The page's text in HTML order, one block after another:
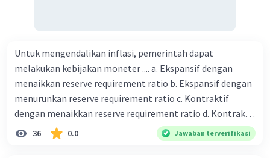
Untuk mengendalikan inflasi, pemerintah dapat
melakukan kebijakan moneter .... a. Ekspansif dengan
menaikkan reserve requirement ratio b. Ekspansif dengan
menurunkan reserve requirement ratio c. Kontraktif
dengan menaikkan reserve requirement ratio d. Kontraktif
dengan menurunkan reserve requirement ratio e.
Ekspansif dengan menaikkan tingkat diskonto Bila Bank
36 0.0 Jawaban terverifikasi